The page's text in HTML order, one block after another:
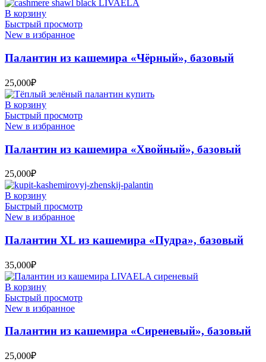
В корзину
Быстрый просмотр
New в избранное
Палантин из кашемира «Чёрный», базовый
25,000₽
В корзину
Быстрый просмотр
New в избранное
Палантин из кашемира «Хвойный», базовый
25,000₽
В корзину
Быстрый просмотр
New в избранное
Палантин XL из кашемира «Пудра», базовый
35,000₽
В корзину
Быстрый просмотр
New в избранное
Палантин из кашемира «Сиреневый», базовый
25,000₽